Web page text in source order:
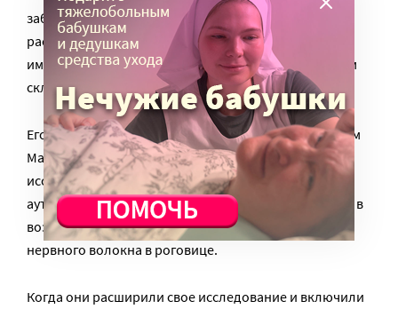
заболеваниям. Там ты ничего не найдешь», –
рассказывает Малик. Наверное, вы уже поняли, что
именно ими доктор и занялся следом за рассеянным
склерозом, болезнью Паркинсона и деменцией.
Его гипотеза подтвердилась для шизофрении. Затем
Малик со своими коллегами выполнил маленькое
исследование на грант Американского института
аутизма. Он обследовал 15 детей с легким аутизмом в
возрасте 12 лет и установил, что у них идет утрата
нервного волокна в роговице.
Когда они расширили свое исследование и включили